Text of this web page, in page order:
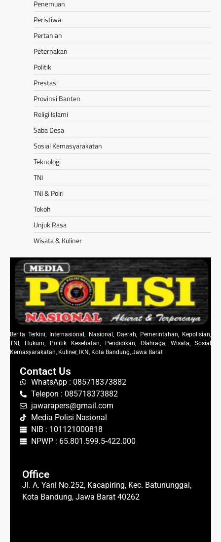
Penemuan
Peristiwa
Pertanian
Peternakan
Politik
Prestasi
Provinsi Banten
Religi Islami
Saba Desa
Sosial Kemasyarakatan
Teknologi
TNI
TNI & Polri
Tokoh
Unjuk Rasa
Wisata & Kuliner
Berita Terkini, Internasional, Nasional, Daerah, Pemerintahan, Kepolisian,
TNI, Hukum, Politik Kesehatan, Pendidikan, Olahraga, Wisata, Sosial
Kemasyarakatan, Kuliner, IKN, Kota Bandung, Jawa Barat
Contact Us
WhatsApp : 085718373882
Telepon : 085718373882
jawarapers@gmail.com
Media Polisi Nasional
NIB : 101121000818
NPWP : 65.801.599.5-422.000
Office
Jl. A. Yani No.252, Kacapiring, Kec. Batununggal,
Kota Bandung, Jawa Barat 40262